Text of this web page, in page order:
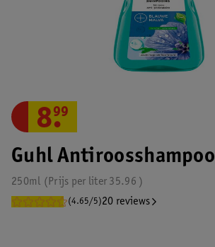
Guhl Antiroosshampoo
250ml 35.96
Prijs per liter
(4.65/5)20 reviews
8.
99